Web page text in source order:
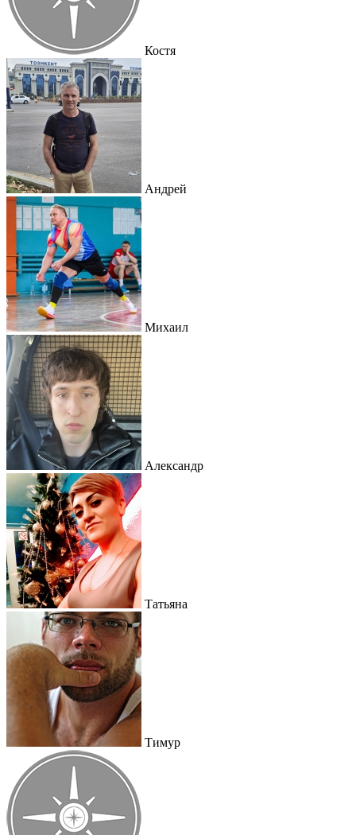
Костя
Андрей
Михаил
Александр
Татьяна
Тимур